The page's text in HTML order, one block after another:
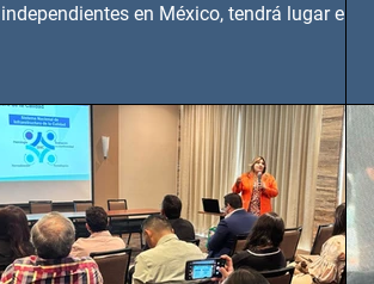
independientes en México, tendrá lugar en el
del 14 de agosto al 25 de septiembre, a las
20:00 horas.